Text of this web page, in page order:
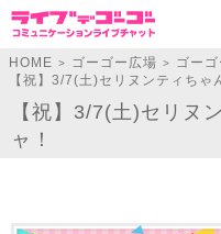
HOME > ゴーゴー広場 > ゴー
【祝】3/7(土)セリヌンティちゃ
【祝】3/7(土)セリヌ
ャ！